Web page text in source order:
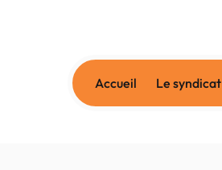
Accueil Le syndicat